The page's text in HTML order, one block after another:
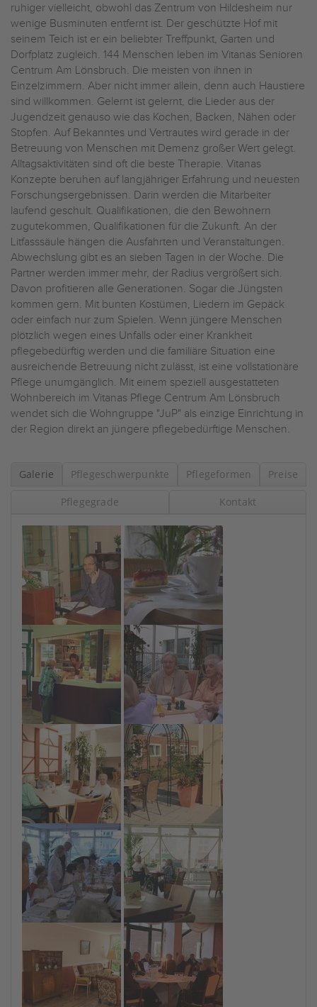
ruhiger vielleicht, obwohl das Zentrum von Hildesheim nur
wenige Busminuten entfernt ist. Der geschützte Hof mit
seinem Teich ist er ein beliebter Treffpunkt, Garten und
Dorfplatz zugleich. 144 Menschen leben im Vitanas Senioren
Centrum Am Lönsbruch. Die meisten von ihnen in
Einzelzimmern. Aber nicht immer allein, denn auch Haustiere
sind willkommen. Gelernt ist gelernt, die Lieder aus der
Jugendzeit genauso wie das Kochen, Backen, Nähen oder
Stopfen. Auf Bekanntes und Vertrautes wird gerade in der
Betreuung von Menschen mit Demenz großer Wert gelegt.
Alltagsaktivitäten sind oft die beste Therapie. Vitanas
Konzepte beruhen auf langjähriger Erfahrung und neuesten
Forschungsergebnissen. Darin werden die Mitarbeiter
laufend geschult. Qualifikationen, die den Bewohnern
zugutekommen, Qualifikationen für die Zukunft. An der
Litfasssäule hängen die Ausfahrten und Veranstaltungen.
Abwechslung gibt es an sieben Tagen in der Woche. Die
Partner werden immer mehr, der Radius vergrößert sich.
Davon profitieren alle Generationen. Sogar die Jüngsten
kommen gern. Mit bunten Kostümen, Liedern im Gepäck
oder einfach nur zum Spielen. Wenn jüngere Menschen
plötzlich wegen eines Unfalls oder einer Krankheit
pflegebedürftig werden und die familiäre Situation eine
ausreichende Betreuung nicht zulässt, ist eine vollstationäre
Pflege unumgänglich. Mit einem speziell ausgestatteten
Wohnbereich im Vitanas Pflege Centrum Am Lönsbruch
wendet sich die Wohngruppe "JuP" als einzige Einrichtung in
der Region direkt an jüngere pflegebedürftige Menschen.
Galerie Pflegeschwerpunkte Pflegeformen Preise
Pflegegrade Kontakt